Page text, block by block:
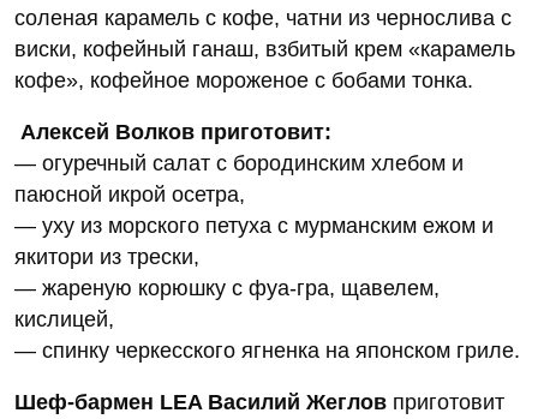
соленая карамель с кофе, чатни из чернослива с
виски, кофейный ганаш, взбитый крем «карамель
кофе», кофейное мороженое с бобами тонка.
Алексей Волков приготовит:
— огуречный салат с бородинским хлебом и
паюсной икрой осетра,
— уху из морского петуха с мурманским ежом и
якитори из трески,
— жареную корюшку с фуа-гра, щавелем,
кислицей,
— спинку черкесского ягненка на японском гриле.
Шеф-бармен LEA Василий Жеглов приготовит